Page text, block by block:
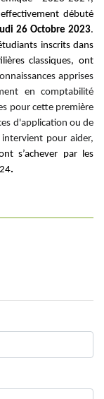
débuté
26 Octobre 2023.
inscrits dans
classiques, ont
apprises
en comptabilité
pour cette première
d'application ou de
pour aider,
s’achever par les
.